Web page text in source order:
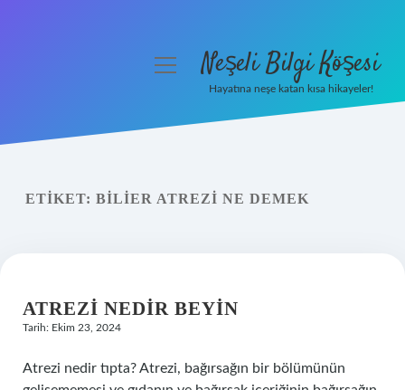
Yasal Uyarı
menüyüNeşeli Bilgi Köşesi
Hayatına neşe katan kısa hikayeler!
ETIKET: BILIER ATREZI NE DEMEK
ATREZI NEDIR BEYIN
Tarih: Ekim 23, 2024
Atrezi nedir tıpta? Atrezi, bağırsağın bir bölümünün